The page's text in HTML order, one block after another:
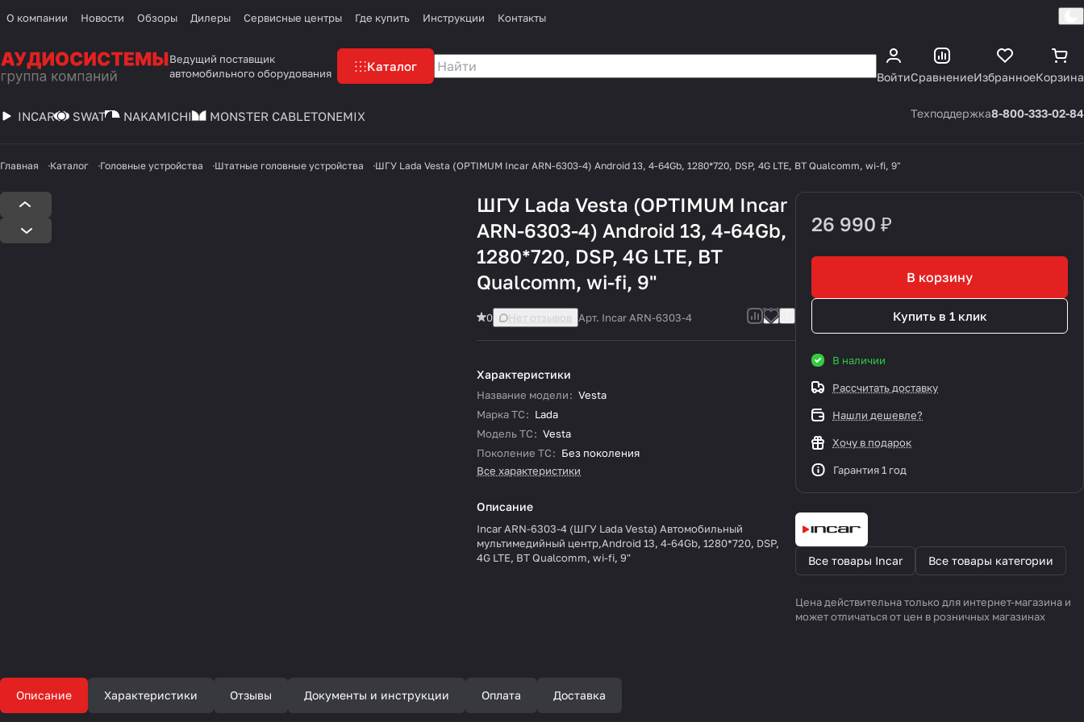
О компании Новости Обзоры Дилеры Сервисные центры Где купить Инструкции Контакты
Ведущий поставщик
автомобильного оборудования
Каталог
ВойтиСравнениеИзбранноеКорзина
INCAR SWAT NAKAMICHI MONSTER CABLETONEMIX Техподдержка8-800-333-02-84
Главная Каталог Головные устройства Штатные головные устройства ШГУ Lada Vesta (OPTIMUM Incar ARN-6303-4) Android 13, 4-64Gb, 1280*720, DSP, 4G LTE, BT Qualcomm, wi-fi, 9"
ШГУ Lada Vesta (OPTIMUM Incar
ARN-6303-4) Android 13, 4-64Gb,
1280*720, DSP, 4G LTE, BT
Qualcomm, wi-fi, 9"
0 Нет отзывов Арт. Incar ARN-6303-4
Характеристики
Название модели: Vesta
Марка ТС: Lada
Модель ТС: Vesta
Поколение ТС: Без поколения
Все характеристики
Описание
Incar ARN-6303-4 (ШГУ Lada Vesta) Автомобильный
мультимедийный центр,Android 13, 4-64Gb, 1280*720, DSP,
4G LTE, BT Qualcomm, wi-fi, 9"
26 990 ₽
В корзину
Купить в 1 клик
В наличии
Рассчитать доставку
Нашли дешевле?
Хочу в подарок
Гарантия 1 год
Все товары Incar Все товары категории
Цена действительна только для интернет-магазина и
может отличаться от цен в розничных магазинах
Описание Характеристики Отзывы Документы и инструкции Оплата Доставка